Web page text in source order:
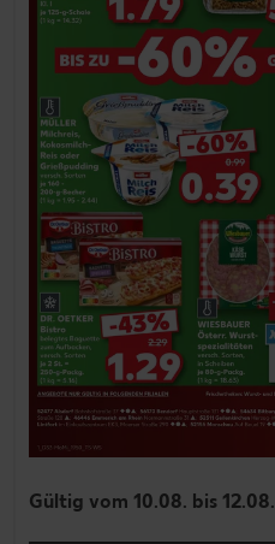
Gültig vom 10.08. bis 12.08.